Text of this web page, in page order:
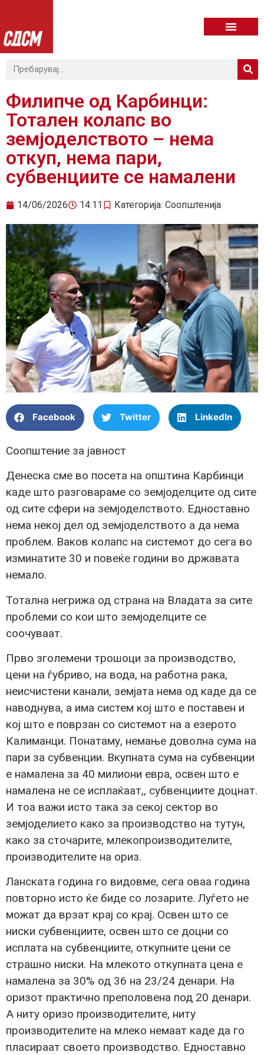
Филипче од Карбинци:
Тотален колапс во
земјоделството – нема
откуп, нема пари,
субвенциите се намалени
14/06/2026 14:11 Категорија: Соопштенија
Facebook Twitter LinkedIn
Соопштение за јавност
Денеска сме во посета на општина Карбинци
каде што разговараме со земјоделците од сите
од сите сфери на земјоделството. Едноставно
нема некој дел од земјоделството а да нема
проблем. Ваков колапс на системот до сега во
изминатите 30 и повеќе години во државата
немало.
Тотална негрижа од страна на Владата за сите
проблеми со кои што земјоделците се
соочуваат.
Прво зголемени трошоци за производство,
цени на ѓубриво, на вода, на работна рака,
неисчистени канали, земјата нема од каде да се
наводнува, а има систем кој што е поставен и
кој што е поврзан со системот на а езерото
Калиманци. Понатаму, немање доволна сума на
пари за субвенции. Вкупната сума на субвенции
е намалена за 40 милиони евра, освен што е
намалена не се исплаќаат,, субвенциите доцнат.
И тоа важи исто така за секој сектор во
земјоделието како за производство на тутун,
како за сточарите, млекопроизводителите,
производителите на ориз.
Ланската година го видовме, сега оваа година
повторно исто ќе биде со лозарите. Луѓето не
можат да врзат крај со крај. Освен што се
ниски субвенциите, освен што се доцни со
исплата на субвенциите, откупните цени се
страшно ниски. На млекото откупната цена е
намалена за 30% од 36 на 23/24 денари. На
оризот практично преполовена под 20 денари.
А ниту оризo производителите, ниту
производителите на млеко немаат каде да го
пласираат своето производство. Едноставно